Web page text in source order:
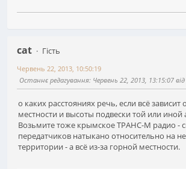
cat
Гість
Червень 22, 2013, 10:50:19
Останнє редагування: Червень 22, 2013, 13:15:07
о каких расстояниях речь, если всё зависит
местности и высоты подвески той или иной
Возьмите тоже крымское ТРАНС-М радио -
передатчиков натыкано относительно на
территории - а всё из-за горной местности.